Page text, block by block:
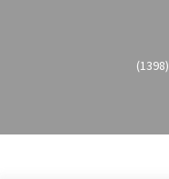
(1398)